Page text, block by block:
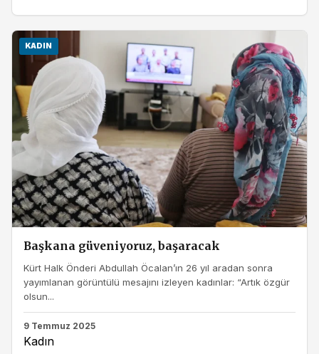
KADIN
Başkana güveniyoruz, başaracak
Kürt Halk Önderi Abdullah Öcalan’ın 26 yıl aradan sonra
yayımlanan görüntülü mesajını izleyen kadınlar: “Artık özgür
olsun...
9 Temmuz 2025
Kadın